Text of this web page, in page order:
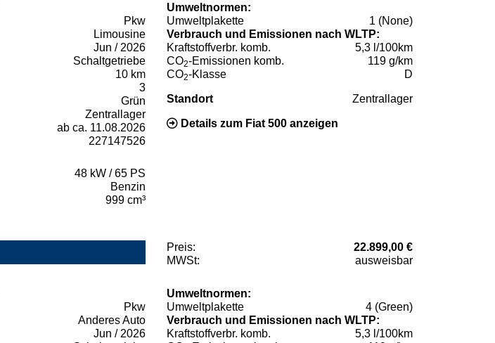
Pkw
Limousine
Jun / 2026
Schaltgetriebe
10 km
3
Grün
Zentrallager
ab ca. 11.08.2026
227147526
48 kW / 65 PS
Benzin
999 cm³
Umweltnormen:
Umweltplakette
1 (None)
Verbrauch und Emissionen nach WLTP:
Kraftstoffverbr. komb.
5,3 l/100km
CO2-Emissionen komb.
119 g/km
CO2-Klasse D
Standort Zentrallager
Details zum Fiat 500 anzeigen
Preis:
22.899,00 €
MWSt:
ausweisbar
Pkw
Anderes Auto
Jun / 2026
Umweltnormen:
Umweltplakette
4 (Green)
Verbrauch und Emissionen nach WLTP:
Kraftstoffverbr. komb.
5,3 l/100km